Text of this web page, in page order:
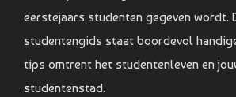
eerstejaars studenten gegeven wordt.
studentengids staat boordevol
tips omtrent het studentenleven en
studentenstad.